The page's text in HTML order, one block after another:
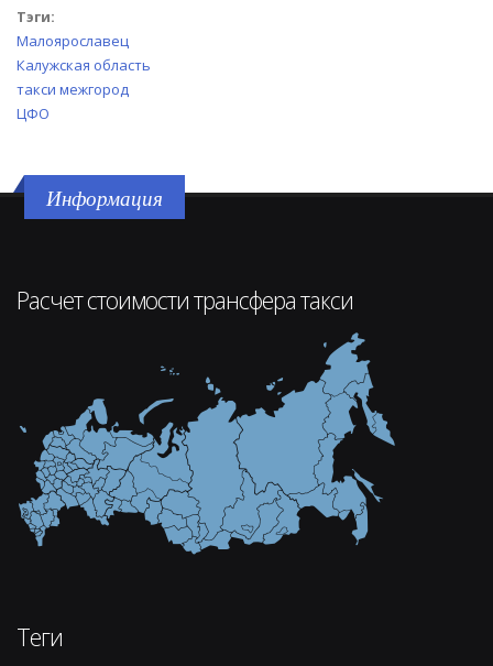
Тэги:
Малоярославец
Калужская область
такси межгород
ЦФО
Информация
Расчет стоимости трансфера такси
Теги